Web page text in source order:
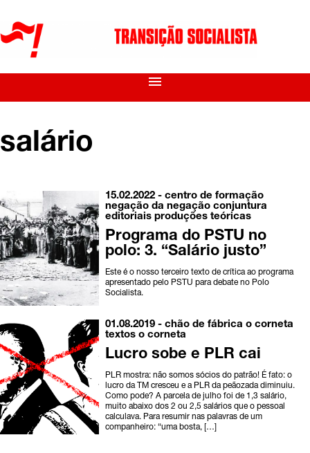
menu
salário
15.02.2022 -centro de formação
negação da negação conjuntura
editoriais produções teóricas
Programa do PSTU no
polo: 3. “Salário justo”
Este é o nosso terceiro texto de crítica ao programa
apresentado pelo PSTU para debate no Polo
Socialista.
01.08.2019 -chão de fábrica o corneta
textos o corneta
Lucro sobe e PLR cai
PLR mostra: não somos sócios do patrão! É fato: o
lucro da TM cresceu e a PLR da peãozada diminuiu.
Como pode? A parcela de julho foi de 1,3 salário,
muito abaixo dos 2 ou 2,5 salários que o pessoal
calculava. Para resumir nas palavras de um
companheiro: “uma bosta, […]